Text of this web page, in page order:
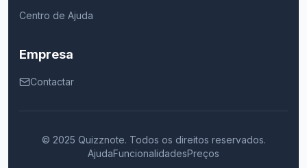
Centro de Ajuda
Empresa
Contactar
© 2025 Quizznote. Todos os direitos reservados.
AjudaFuncionalidadesPreços